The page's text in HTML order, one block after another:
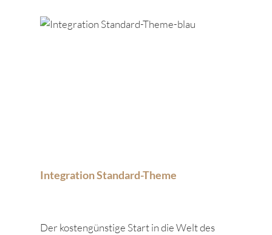
Integration Standard-Theme
Der kostengünstige Start in die Welt des